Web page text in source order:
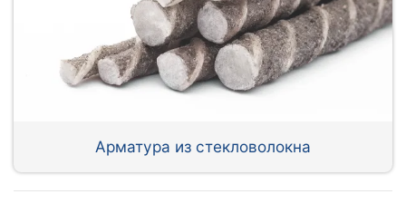
Арматура из стекловолокна